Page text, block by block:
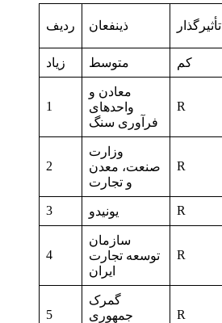
رديف ذينفعان تأثيرگذار
زياد متوسط کم
1
معادن و
واحدهای
فرآوری سنگ
R
2
وزارت
صنعت، معدن
و تجارت
R
3 R
4
سازمان
توسعه تجارت
ایران
R
5
گمرک
جمهوری
R